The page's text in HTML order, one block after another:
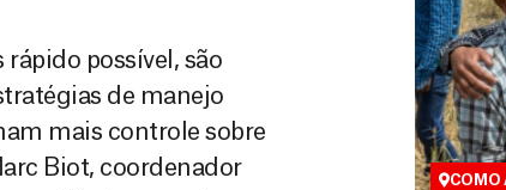
rápido possível, são
de manejo
mais controle sobre
Biot, coordenador
Você
maneiras,
valor que
COMO